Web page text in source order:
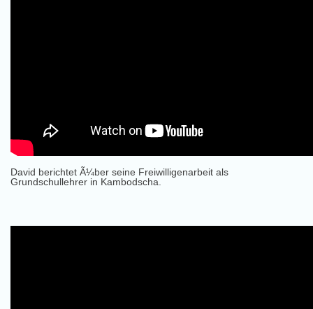
David berichtet Ã¼ber seine Freiwilligenarbeit als
Grundschullehrer in Kambodscha.